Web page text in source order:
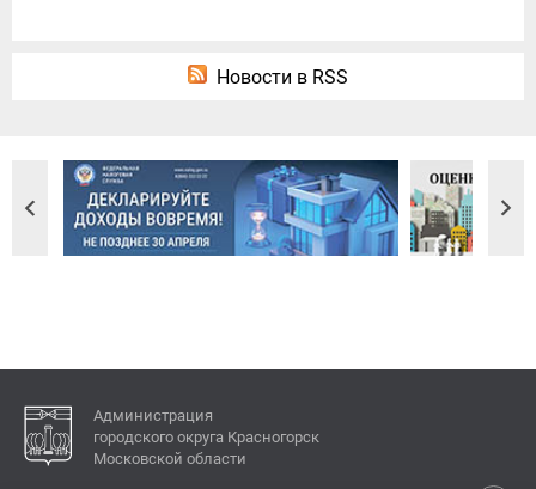
Новости в RSS
Администрация
городского округа Красногорск
Московской области